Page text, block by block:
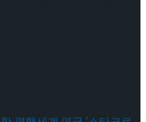
효원-김민송-
피겨 JGP 파
그램 결과